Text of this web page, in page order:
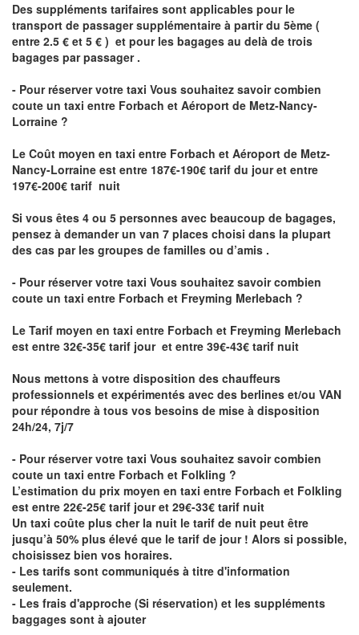
Des suppléments tarifaires sont applicables pour le
transport de passager supplémentaire à partir du 5ème (
entre 2.5 € et 5 € ) et pour les bagages au delà de trois
bagages par passager .
- Pour réserver votre taxi Vous souhaitez savoircombien
coute un taxi entre Forbach et Aéroport de Metz-Nancy-
Lorraine ?
Le Coût moyen en taxi entre Forbach et Aéroport de Metz-
Nancy-Lorraine est entre 187€-190€ tarif du jour et entre
197€-200€ tarif nuit
Si vous êtes 4 ou 5 personnes avec beaucoup de bagages,
pensez à demander un van 7 places choisi dans la plupart
des cas par les groupes de familles ou d’amis .
- Pour réserver votre taxi Vous souhaitez savoircombien
coute un taxi entre Forbach et Freyming Merlebach ?
Le Tarif moyen en taxi entre Forbach et Freyming Merlebach
est entre 32€-35€ tarif jour et entre 39€-43€ tarif nuit
Nous mettons à votre disposition des chauffeurs
professionnels et expérimentés avec des berlines et/ou VAN
pour répondre à tous vos besoins de mise à disposition
24h/24, 7j/7
- Pour réserver votre taxi Vous souhaitez savoircombien
coute un taxi entre Forbach et Folkling ?
L’estimation du prix moyen en taxi entre Forbach et Folkling
est entre 22€-25€ tarif jour et 29€-33€ tarif nuit
Un taxi coûte plus cher la nuit le tarif de nuit peut être
jusqu’à 50% plus élevé que le tarif de jour ! Alors si possible,
choisissez bien vos horaires.
- Les tarifs sont communiqués à titre d'information
seulement.
- Les frais d'approche (Si réservation) et les suppléments
baggages sont à ajouter